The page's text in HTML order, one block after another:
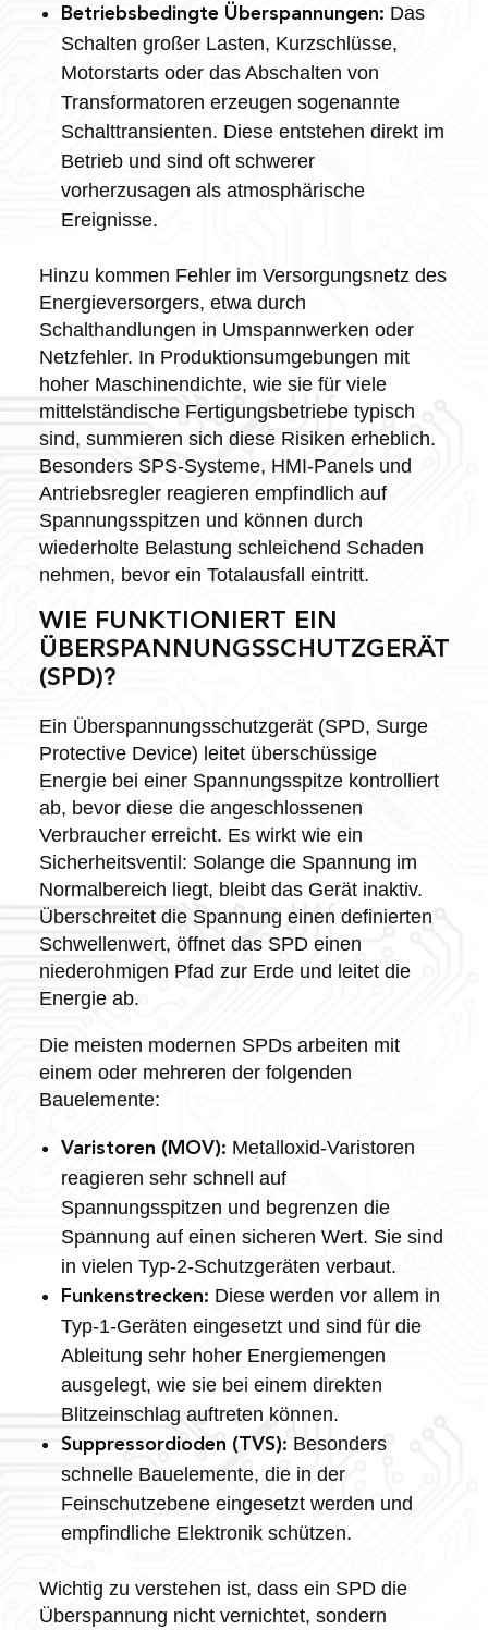
Betriebsbedingte Überspannungen: Das
Schalten großer Lasten, Kurzschlüsse,
Motorstarts oder das Abschalten von
Transformatoren erzeugen sogenannte
Schalttransienten. Diese entstehen direkt im
Betrieb und sind oft schwerer
vorherzusagen als atmosphärische
Ereignisse.
Hinzu kommen Fehler im Versorgungsnetz des
Energieversorgers, etwa durch
Schalthandlungen in Umspannwerken oder
Netzfehler. In Produktionsumgebungen mit
hoher Maschinendichte, wie sie für viele
mittelständische Fertigungsbetriebe typisch
sind, summieren sich diese Risiken erheblich.
Besonders SPS-Systeme, HMI-Panels und
Antriebsregler reagieren empfindlich auf
Spannungsspitzen und können durch
wiederholte Belastung schleichend Schaden
nehmen, bevor ein Totalausfall eintritt.
WIE FUNKTIONIERT EIN
ÜBERSPANNUNGSSCHUTZGERÄT
(SPD)?
Ein Überspannungsschutzgerät (SPD, Surge
Protective Device) leitet überschüssige
Energie bei einer Spannungsspitze kontrolliert
ab, bevor diese die angeschlossenen
Verbraucher erreicht. Es wirkt wie ein
Sicherheitsventil: Solange die Spannung im
Normalbereich liegt, bleibt das Gerät inaktiv.
Überschreitet die Spannung einen definierten
Schwellenwert, öffnet das SPD einen
niederohmigen Pfad zur Erde und leitet die
Energie ab.
Die meisten modernen SPDs arbeiten mit
einem oder mehreren der folgenden
Bauelemente:
Varistoren (MOV): Metalloxid-Varistoren
reagieren sehr schnell auf
Spannungsspitzen und begrenzen die
Spannung auf einen sicheren Wert. Sie sind
in vielen Typ-2-Schutzgeräten verbaut.
Funkenstrecken: Diese werden vor allem in
Typ-1-Geräten eingesetzt und sind für die
Ableitung sehr hoher Energiemengen
ausgelegt, wie sie bei einem direkten
Blitzeinschlag auftreten können.
Suppressordioden (TVS): Besonders
schnelle Bauelemente, die in der
Feinschutzebene eingesetzt werden und
empfindliche Elektronik schützen.
Wichtig zu verstehen ist, dass ein SPD die
Überspannung nicht vernichtet, sondern